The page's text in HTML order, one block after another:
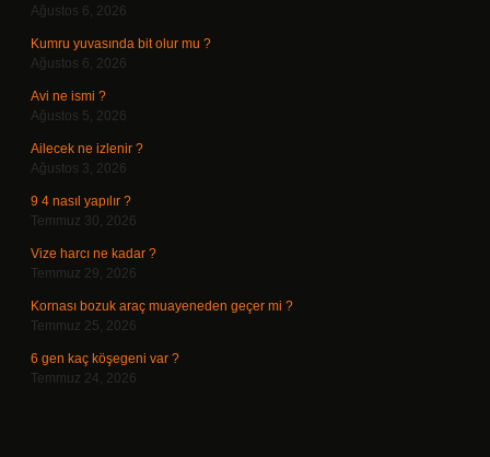
Ağustos 6, 2026
Kumru yuvasında bit olur mu ?
Ağustos 6, 2026
Avi ne ismi ?
Ağustos 5, 2026
Ailecek ne izlenir ?
Ağustos 3, 2026
9 4 nasıl yapılır ?
Temmuz 30, 2026
Vize harcı ne kadar ?
Temmuz 29, 2026
Kornası bozuk araç muayeneden geçer mi ?
Temmuz 25, 2026
6 gen kaç köşegeni var ?
Temmuz 24, 2026